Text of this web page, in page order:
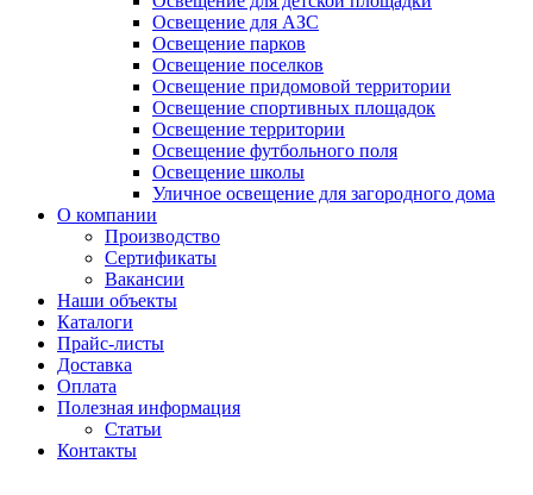
Освещение для АЗС
Освещение парков
Освещение поселков
Освещение придомовой территории
Освещение спортивных площадок
Освещение территории
Освещение футбольного поля
Освещение школы
Уличное освещение для загородного дома
О компании
Производство
Сертификаты
Вакансии
Наши объекты
Каталоги
Прайс-листы
Доставка
Оплата
Полезная информация
Статьи
Контакты